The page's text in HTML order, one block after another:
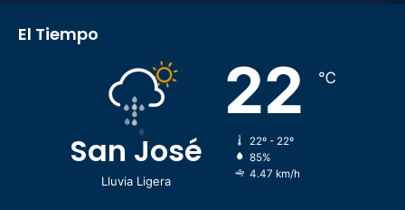
El Tiempo
San José
Lluvia Ligera
22 ℃
22º - 22º
85%
4.47 km/h